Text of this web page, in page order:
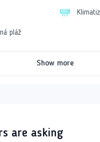
tešiť aj na rôzne
programy, ktoré
byť výnimočný a plný
pláž
Show more
are asking